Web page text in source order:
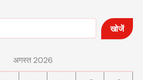
खोजें
अगस्त 2026